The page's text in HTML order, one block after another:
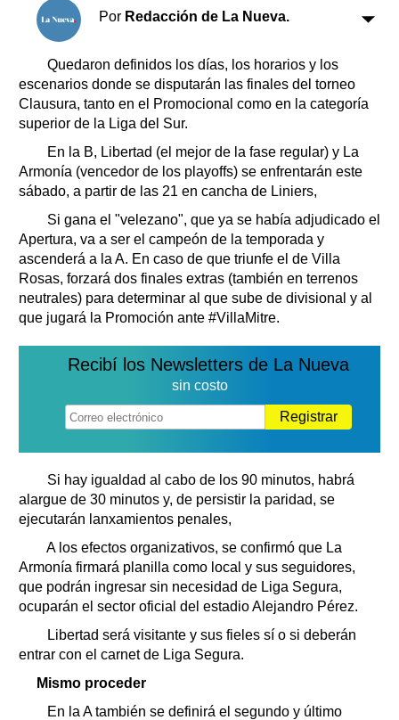
Clasificados
Horóscopo
Suplementos
Servicios
Farmacias
Transportes
Loterías
Datos Útiles
Fúnebres
Teléfonos de urgencia
Por Redacción de La Nueva.
Quedaron definidos los días, los horarios y los
escenarios donde se disputarán las finales del torneo
Clausura, tanto en el Promocional como en la categoría
superior de la Liga del Sur.
En la B, Libertad (el mejor de la fase regular) y La
Armonía (vencedor de los playoffs) se enfrentarán este
sábado, a partir de las 21 en cancha de Liniers,
Si gana el "velezano", que ya se había adjudicado el
Apertura, va a ser el campeón de la temporada y
ascenderá a la A. En caso de que triunfe el de Villa
Rosas, forzará dos finales extras (también en terrenos
neutrales) para determinar al que sube de divisional y al
que jugará la Promoción ante #VillaMitre.
Recibí los Newsletters de La Nueva
sin costo
Registrar
Si hay igualdad al cabo de los 90 minutos, habrá
alargue de 30 minutos y, de persistir la paridad, se
ejecutarán lanxamientos penales,
A los efectos organizativos, se confirmó que La
Armonía firmará planilla como local y sus seguidores,
que podrán ingresar sin necesidad de Liga Segura,
ocuparán el sector oficial del estadio Alejandro Pérez.
Libertad será visitante y sus fieles sí o si deberán
entrar con el carnet de Liga Segura.
Mismo proceder
En la A también se definirá el segundo y último